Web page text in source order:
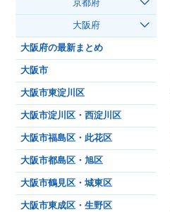
京都府
大阪府
大阪府の最新まとめ
大阪市
大阪市東淀川区
大阪市淀川区・西淀川区
大阪市福島区・此花区
大阪市都島区・旭区
大阪市鶴見区・城東区
大阪市東成区・生野区